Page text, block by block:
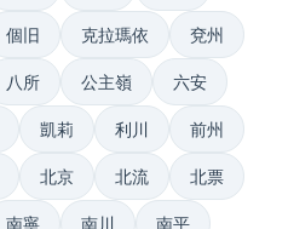
個旧 克拉瑪依 兗州
八所 公主嶺 六安
凱莉 利川 前州
北京 北流 北票
南寧 南川 南平